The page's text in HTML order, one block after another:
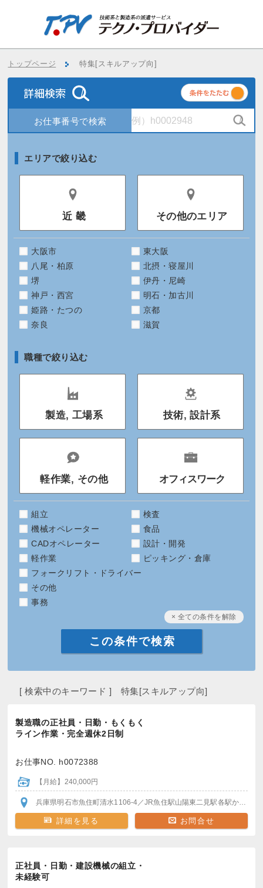
トップページ 特集[スキルアップ向]
条
件
エリアで絞り込む
近 畿 その他のエリア
大阪市
東大阪
八尾・柏原
北摂・寝屋川
堺
伊丹・尼崎
神戸・西宮
明石・加古川
姫路・たつの
京都
奈良
滋賀
職種で絞り込む
製造, 工場系 技術, 設計系
軽作業, その他 オフィスワーク
組立
検査
機械オペレーター
食品
CADオペレーター
設計・開発
軽作業
ピッキング・倉庫
フォークリフト・ドライバー
その他
事務
× 全ての条件を解除
[ 検索中のキーワード ] 特集[スキルアップ向]
製造職の正社員・日勤・もくもく
ライン作業・完全週休2日制
お仕事NO. h0072388
【月給】240,000円
兵庫県明石市魚住町清水1106-4／JR魚住駅山陽東二見駅各駅から無料送迎バスあり
詳細を見る お問合せ
正社員・日勤・建設機械の組立・
未経験可